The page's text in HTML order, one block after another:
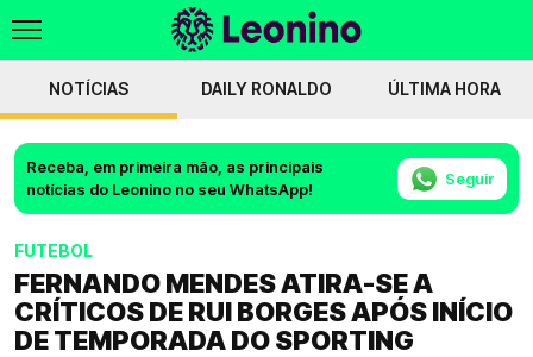
NOTÍCIAS DAILY RONALDO ÚLTIMA HORA
Receba, em primeira mão, as principais
notícias do Leonino no seu WhatsApp!
Seguir
FUTEBOL
FERNANDO MENDES ATIRA-SE A
CRÍTICOS DE RUI BORGES APÓS INÍCIO
DE TEMPORADA DO SPORTING